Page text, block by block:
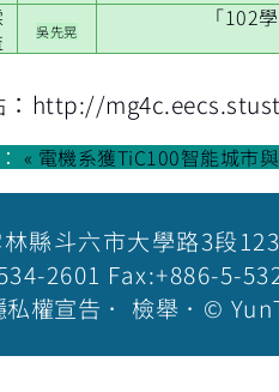
吳先晃
「102
http://
« 電機系獲TiC100智能城市
縣斗六市大學路3段
2601 Fax:+886-5-
私權宣告 ． 檢舉 ．©